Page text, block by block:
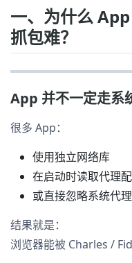
一、为什么
抓包难？
App 并不一定走系
很多 App：
使用独立网络库
在启动时读取代理
或直接忽略系统代理
结果就是：
浏览器能被 Charles /